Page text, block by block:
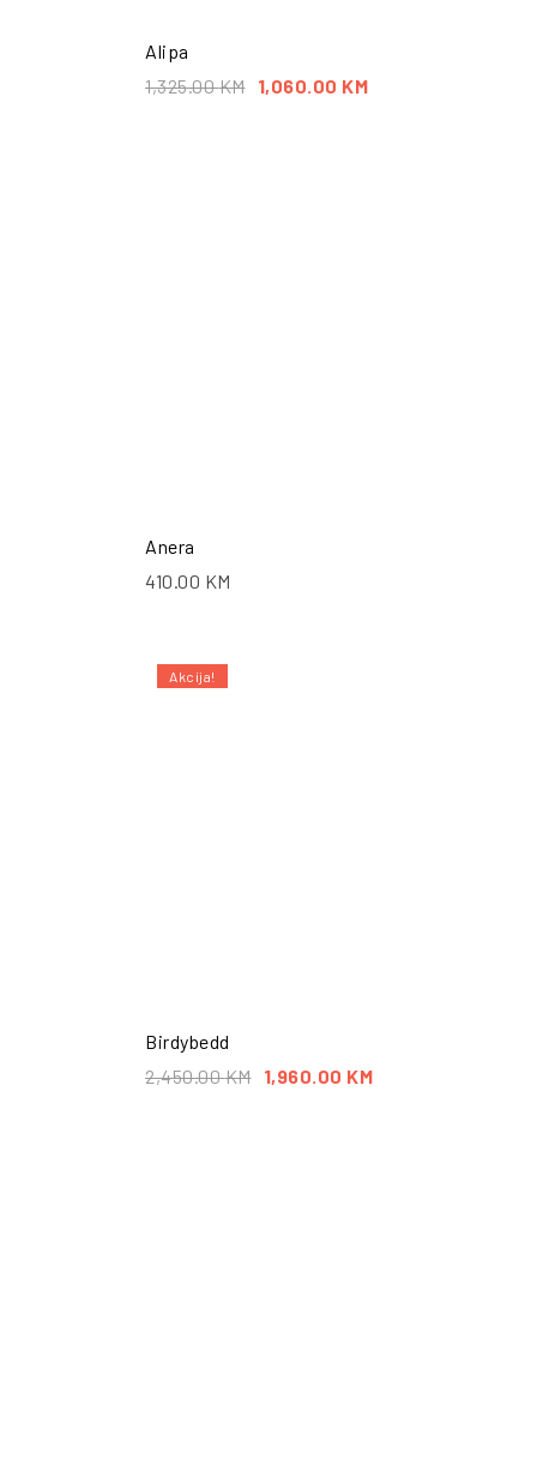
Alipa
1,325.00KM 1,060.00 KM
Anera
410.00 KM
Akcija!
Birdybedd
2,450.00KM 1,960.00 KM